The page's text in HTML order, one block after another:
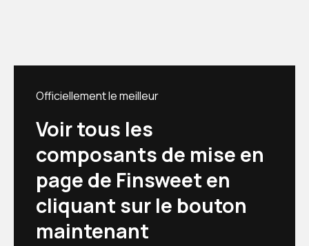
Officiellement le meilleur
Voir tous les
composants de mise en
page de Finsweet en
cliquant sur le bouton
maintenant